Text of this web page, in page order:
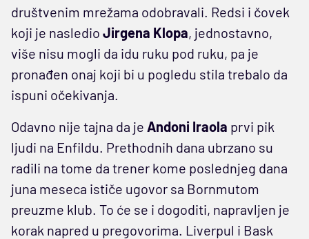
društvenim mrežama odobravali. Redsi i čovek
koji je nasledio Jirgena Klopa, jednostavno,
više nisu mogli da idu ruku pod ruku, pa je
pronađen onaj koji bi u pogledu stila trebalo da
ispuni očekivanja.
Odavno nije tajna da je Andoni Iraola prvi pik
ljudi na Enfildu. Prethodnih dana ubrzano su
radili na tome da trener kome poslednjeg dana
juna meseca ističe ugovor sa Bornmutom
preuzme klub. To će se i dogoditi, napravljen je
korak napred u pregovorima. Liverpul i Bask